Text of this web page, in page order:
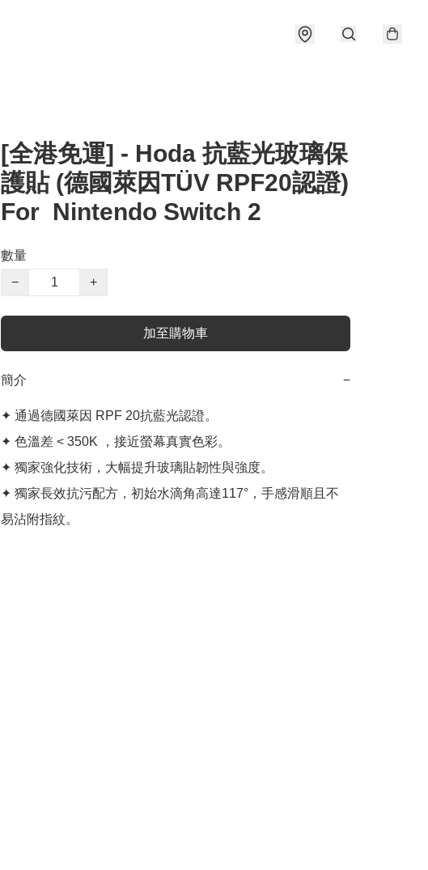
[全港免運] - Hoda 抗藍光玻璃保
護貼 (德國萊因TÜV RPF20認證)
For Nintendo Switch 2
數量
−
+
加至購物車
簡介 −
✦ 通過德國萊因 RPF 20抗藍光認證。
✦ 色溫差 < 350K ，接近螢幕真實色彩。
✦ 獨家強化技術，大幅提升玻璃貼韌性與強度。
✦ 獨家長效抗污配方，初始水滴角高達117°，手感滑順且不
易沾附指紋。